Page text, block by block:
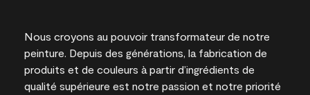
Nous croyons au pouvoir transformateur de notre
peinture. Depuis des générations, la fabrication de
produits et de couleurs à partir d’ingrédients de
qualité supérieure est notre passion et notre priorité